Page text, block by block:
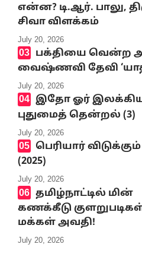
என்ன? டி.ஆர். பாலு,
சிவா விளக்கம்
July 20, 2026
பக்தியை வென்ற
வைஷ்ணவி தேவி
July 20, 2026
இதோ ஓர்
புதுமைத் தென்றல் (3)
July 20, 2026
பெரியார்
(2025)
July 20, 2026
தமிழ்நாட்டில் மின்
கணக்கீடு
மக்கள் அவதி!
July 20, 2026